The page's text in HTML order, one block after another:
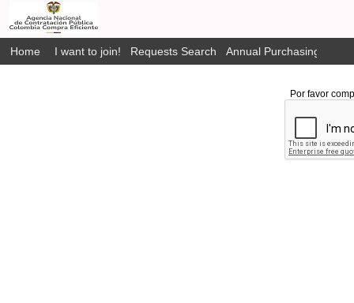
Home I want to join! Requests Search Annual Purchasing Plan
Por favor